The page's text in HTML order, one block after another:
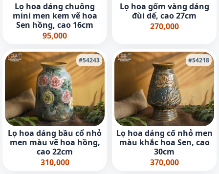
Lọ hoa dáng chuông
mini men kem vẽ hoa
Sen hồng, cao 16cm
95,000
Lọ hoa gốm vàng dáng
đùi dế, cao 27cm
270,000
#54243
Lọ hoa dáng bầu cổ nhỏ
men màu vẽ hoa hồng,
cao 22cm
310,000
#54218
Lọ hoa dáng cố nhỏ men
màu khắc hoa Sen, cao
30cm
370,000